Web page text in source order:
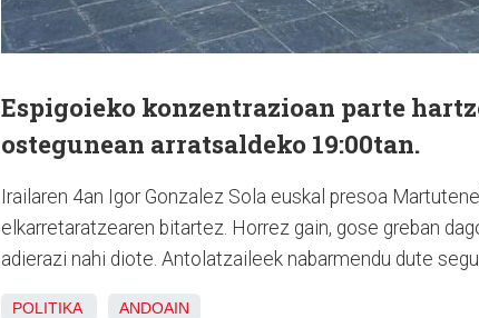
Espigoieko konzentrazioan parte
ostegunean arratsaldeko 19:00tan.
Irailaren 4an Igor Gonzalez Sola euskal presoa
elkarretaratzearen bitartez. Horrez gain, gose greban
adierazi nahi diote. Antolatzaileek nabarmendu dute
POLITIKA ANDOAIN